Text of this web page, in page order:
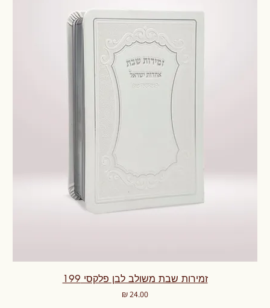
זמירות שבת משולב לבן פלקסי 199
מחיר